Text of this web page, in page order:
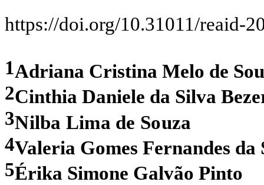
https://doi.org/10.31011/reaid-
1Adriana Cristina Melo de
2Cinthia Daniele da Silva
3Nilba Lima de Souza
4Valeria Gomes Fernandes da
5Érika Simone Galvão Pinto